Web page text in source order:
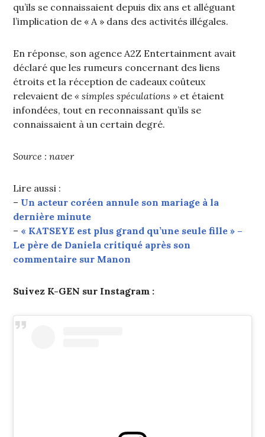
qu’ils se connaissaient depuis dix ans et alléguant
l’implication de « A » dans des activités illégales.
En réponse, son agence A2Z Entertainment avait
déclaré que les rumeurs concernant des liens
étroits et la réception de cadeaux coûteux
relevaient de« simples spéculations » et étaient
infondées, tout en reconnaissant qu’ils se
connaissaient à un certain degré.
Source : naver
Lire aussi :
– Un acteur coréen annule son mariage à la
dernière minute
– « KATSEYE est plus grand qu’une seule fille » –
Le père de Daniela critiqué après son
commentaire sur Manon
Suivez K-GEN sur Instagram :